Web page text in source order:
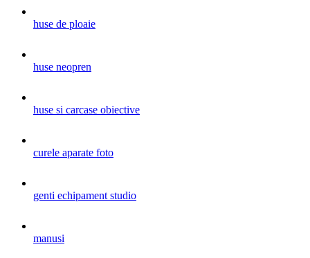
huse de ploaie
huse neopren
huse si carcase obiective
curele aparate foto
genti echipament studio
manusi